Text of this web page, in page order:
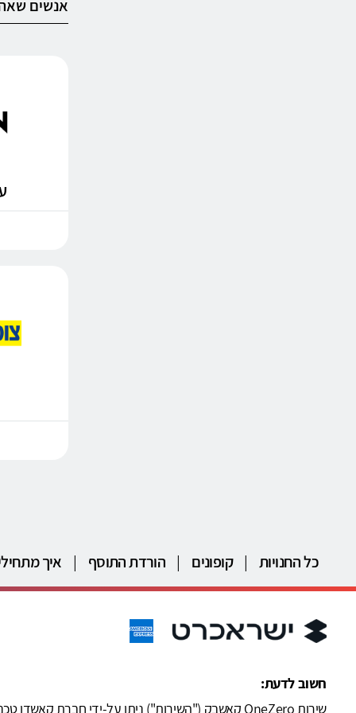
אנשים
כל החנויות | קופונים | הורדת התוסף | איך
חשוב לדעת: